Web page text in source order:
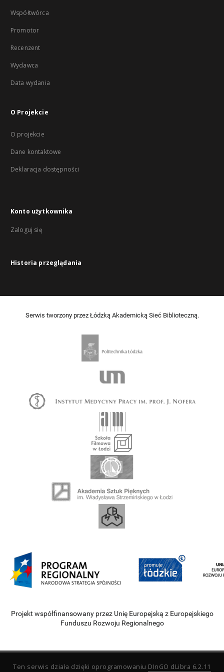
Współtwórca
Promotor
Recenzent
Wydawca
Data wydania
O Projekcie
O projekcie
Dane kontaktowe
Deklaracja dostępności
Konto użytkownika
Zaloguj się
Historia przeglądania
Serwis tworzony przez Łódzką Akademicką Sieć Biblioteczną.
Projekt współfinansowany przez Unię Europejską z Europejskiego
Funduszu Rozwoju Regionalnego
Ten serwis działa dzięki oprogramowaniu DInGO dLibra 6.2.11